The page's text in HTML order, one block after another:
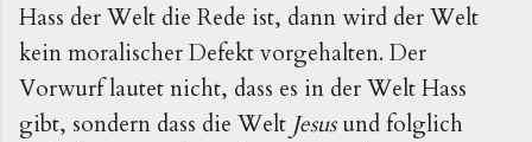
Hass der Welt die Rede ist, dann wird der Welt
kein moralischer Defekt vorgehalten. Der
Vorwurf lautet nicht, dass es in der Welt Hass
gibt, sondern dass die Welt Jesusund folglich